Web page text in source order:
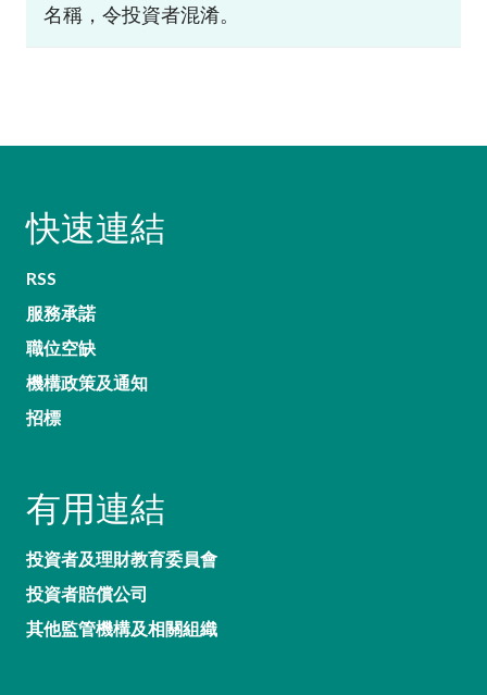
名稱，令投資者混淆。
快速連結
RSS
服務承諾
職位空缺
機構政策及通知
招標
有用連結
投資者及理財教育委員會
投資者賠償公司
其他監管機構及相關組織